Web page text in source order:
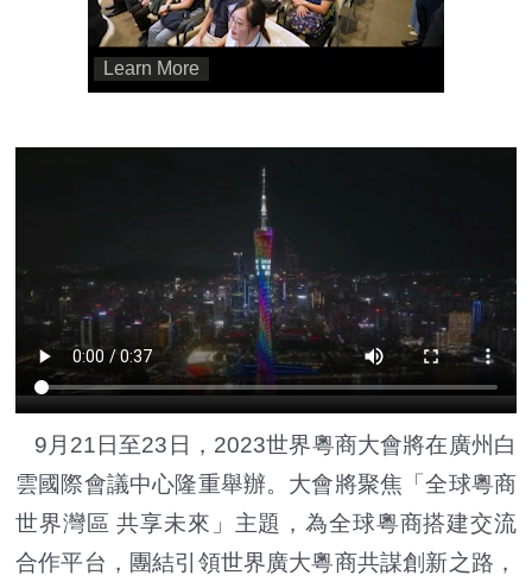
9月21日至23日，2023世界粵商大會將在廣州白
雲國際會議中心隆重舉辦。大會將聚焦「全球粵商
世界灣區 共享未來」主題，為全球粵商搭建交流
合作平台，團結引領世界廣大粵商共謀創新之路，